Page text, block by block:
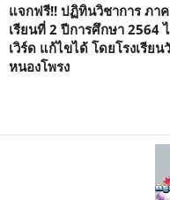
แจกฟรี!! ปฏิทินวิชาการ ภาค
เรียนที่ 2 ปีการศึกษา 2564
เวิร์ด แก้ไขได้ โดยโรงเรียน
หนองโพรง